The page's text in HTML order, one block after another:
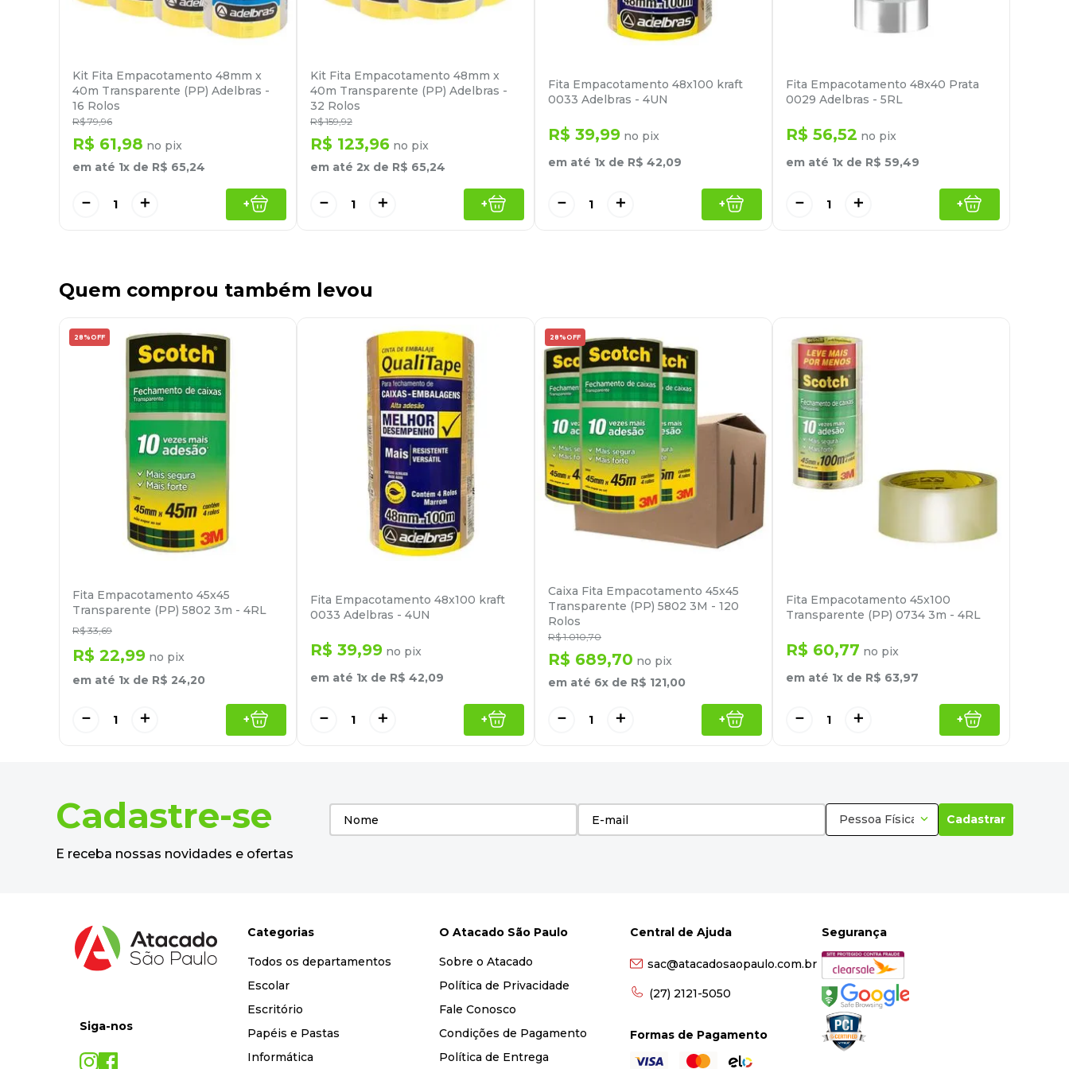
Kit Fita Empacotamento 48mm x
40m Transparente (PP) Adelbras -
16 Rolos
R$ 79,96
R$ 61,98 no pix
em até 1x de R$ 65,24
＋
－ +
Kit Fita Empacotamento 48mm x
40m Transparente (PP) Adelbras -
32 Rolos
R$ 159,92
R$ 123,96 no pix
em até 2x de R$ 65,24
＋
－ +
Fita Empacotamento 48x100 kraft
0033 Adelbras - 4UN
R$ 39,99 no pix
em até 1x de R$ 42,09
＋
－ +
Fita Empacotamento 48x40 Prata
0029 Adelbras - 5RL
R$ 56,52 no pix
em até 1x de R$ 59,49
＋
－ +
Quem comprou também levou
28% OFF
Fita Empacotamento 45x45
Transparente (PP) 5802 3m - 4RL
R$ 33,69
R$ 22,99 no pix
em até 1x de R$ 24,20
＋
－ +
Fita Empacotamento 48x100 kraft
0033 Adelbras - 4UN
R$ 39,99 no pix
em até 1x de R$ 42,09
＋
－ +
28% OFF
Caixa Fita Empacotamento 45x45
Transparente (PP) 5802 3M - 120
Rolos
R$ 1.010,70
R$ 689,70 no pix
em até 6x de R$ 121,00
＋
－ +
Fita Empacotamento 45x100
Transparente (PP) 0734 3m - 4RL
R$ 60,77 no pix
em até 1x de R$ 63,97
＋
－ +
Cadastre-se
E receba nossas novidades e ofertas
Pessoa Física Cadastrar
Siga-nos
Categorias
Todos os departamentos
Escolar
Escritório
Papéis e Pastas
Informática
O Atacado São Paulo
Sobre o Atacado
Política de Privacidade
Fale Conosco
Condições de Pagamento
Política de Entrega
Central de Ajuda
sac@atacadosaopaulo.com.br
(27) 2121-5050
Formas de Pagamento
Segurança